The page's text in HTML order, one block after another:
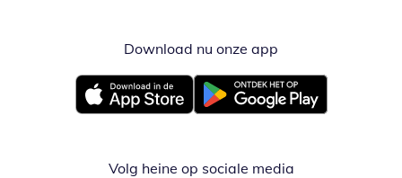
Download nu onze app
Opent in nieuw vensterOpent in nieuw venster
Volg heine op sociale media